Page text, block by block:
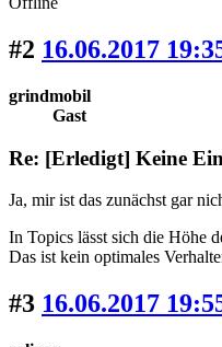
#2 16.06.2017
grindmobil
Gast
Re: [Erledigt] Keine
Ja, mir ist das zunächst gar
In Topics lässt sich die Höhe
Das ist kein optimales
#3 16.06.2017